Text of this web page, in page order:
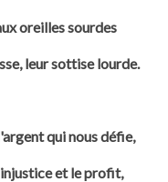
oreilles sourdes
leur sottise lourde.
qui nous défie,
et le profit,